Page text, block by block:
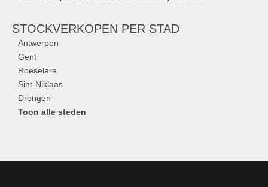
STOCKVERKOPEN PER STAD
Antwerpen
Gent
Roeselare
Sint-Niklaas
Drongen
Toon alle steden